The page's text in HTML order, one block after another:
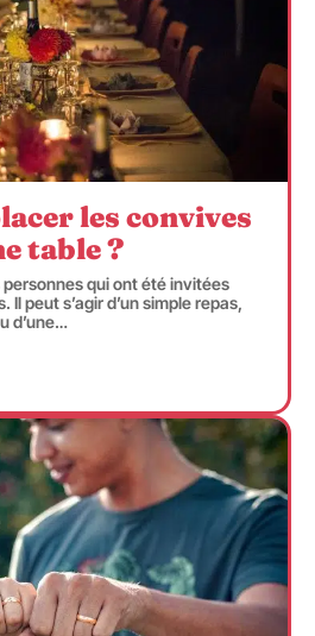
les convives
table ?
qui ont été invitées
Il peut s’agir d’un simple repas,
d’une…